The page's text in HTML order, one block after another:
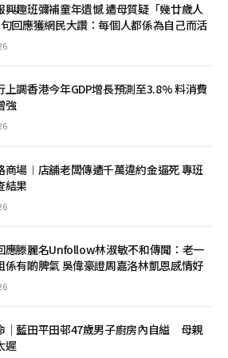
興趣班彌補童年遺憾 遭母質疑「幾廿歲人
回應獲網民大讚：每個人都係為自己而活
上調香港今年GDP增長預測至3.8% 料消費
強
商場︱店舖老闆傳遭千萬違約金逼死 專班
結果
應滕麗名Unfollow林淑敏不和傳聞：老一
係有啲脾氣 吳偉豪證周嘉洛林凱恩感情好
｜藍田平田邨47歲男子廚房內自縊 母親
遲